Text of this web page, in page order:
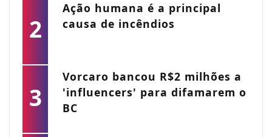
2
Ação humana é a principal
causa de incêndios
3
Vorcaro bancou R$2 milhões a
'influencers' para difamarem o
BC